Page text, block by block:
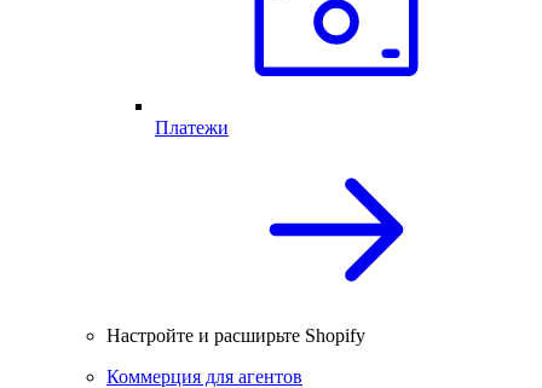
Платежи
Настройте и расширьте Shopify
Коммерция для агентов